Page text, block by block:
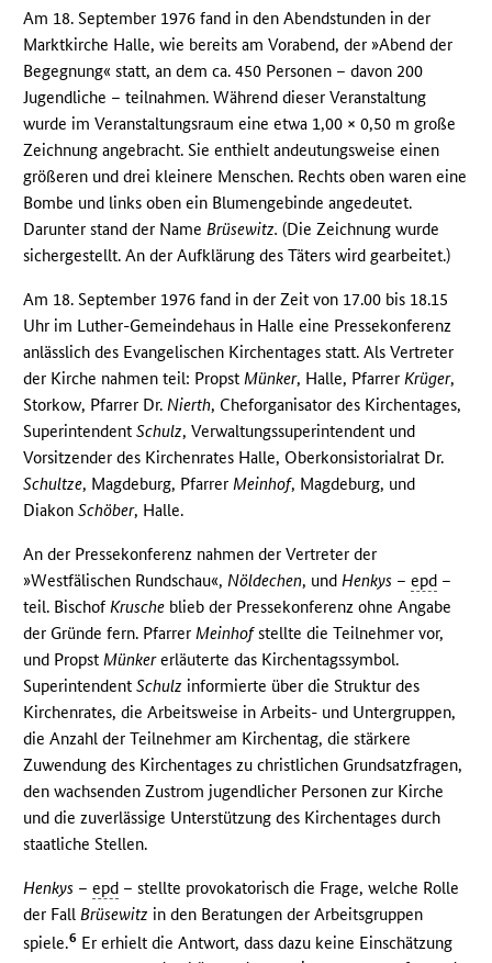
Am 18. September 1976 fand in den Abendstunden in der
Marktkirche Halle, wie bereits am Vorabend, der »Abend der
Begegnung« statt, an dem ca. 450 Personen – davon 200
Jugendliche – teilnahmen. Während dieser Veranstaltung
wurde im Veranstaltungsraum eine etwa 1,00 × 0,50 m große
Zeichnung angebracht. Sie enthielt andeutungsweise einen
größeren und drei kleinere Menschen. Rechts oben waren eine
Bombe und links oben ein Blumengebinde angedeutet.
Darunter stand der Name Brüsewitz. (Die Zeichnung wurde
sichergestellt. An der Aufklärung des Täters wird gearbeitet.)
Am 18. September 1976 fand in der Zeit von 17.00 bis 18.15
Uhr im Luther-Gemeindehaus in Halle eine Pressekonferenz
anlässlich des Evangelischen Kirchentages statt. Als Vertreter
der Kirche nahmen teil: Propst Münker, Halle, Pfarrer Krüger,
Storkow, Pfarrer Dr. Nierth, Cheforganisator des Kirchentages,
SuperintendentSchulz, Verwaltungssuperintendent und
Vorsitzender des Kirchenrates Halle, Oberkonsistorialrat Dr.
Schultze, Magdeburg, Pfarrer Meinhof, Magdeburg, und
DiakonSchöber, Halle.
An der Pressekonferenz nahmen der Vertreter der
»Westfälischen Rundschau«, Nöldechen, und Henkys –epd –
teil. Bischof Krusche blieb der Pressekonferenz ohne Angabe
der Gründe fern. Pfarrer Meinhofstellte die Teilnehmer vor,
und Propst Münkererläuterte das Kirchentagssymbol.
SuperintendentSchulz informierte über die Struktur des
Kirchenrates, die Arbeitsweise in Arbeits- und Untergruppen,
die Anzahl der Teilnehmer am Kirchentag, die stärkere
Zuwendung des Kirchentages zu christlichen Grundsatzfragen,
den wachsenden Zustrom jugendlicher Personen zur Kirche
und die zuverlässige Unterstützung des Kirchentages durch
staatliche Stellen.
Henkys –epd – stellte provokatorisch die Frage, welche Rolle
der Fall Brüsewitz in den Beratungen der Arbeitsgruppen
spiele.6 Er erhielt die Antwort, dass dazu keine Einschätzung